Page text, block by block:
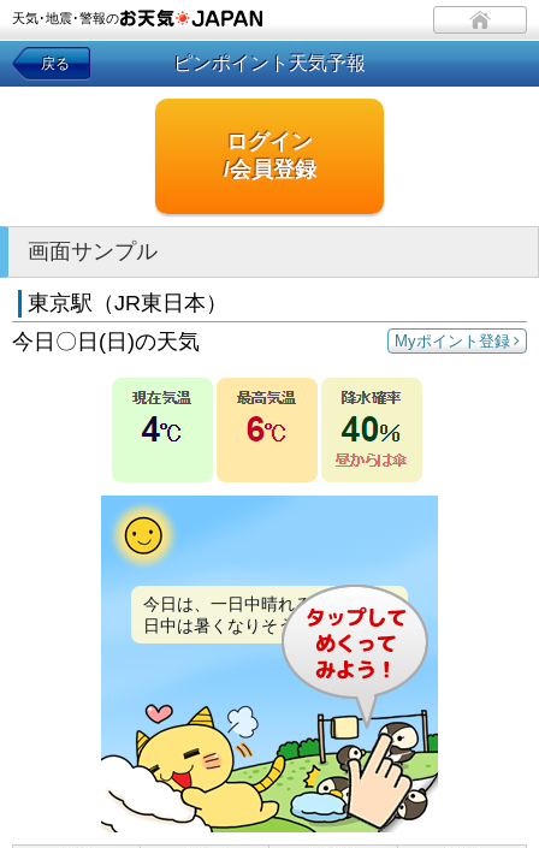
天気･地震･警報の
戻る ピンポイント天気予報
ログイン
/会員登録
画面サンプル
東京駅（JR東日本）
Myポイント登録
今日〇日(日)の天気
今日は、一日中晴れるでしょう。
日中は暑くなりそうです。